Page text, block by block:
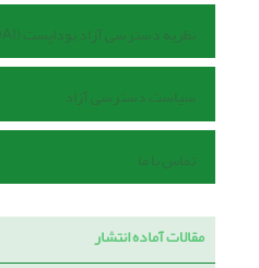
نظریه دسترسی آزاد بوداپست (BOAI)
سیاست دسترسی آزاد
تماس با ما
مقالات آماده انتشار